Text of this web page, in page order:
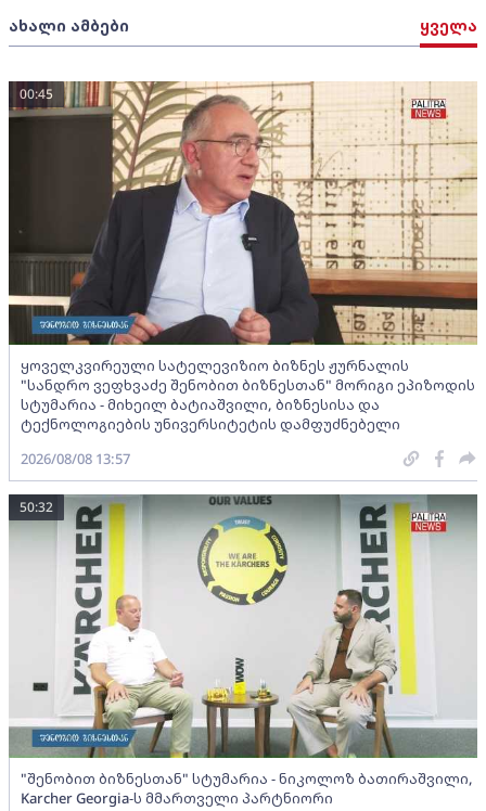
ახალი ამბები ყველა
ყოველკვირეული სატელევიზიო ბიზნეს ჟურნალის
"სანდრო ვეფხვაძე შენობით ბიზნესთან" მორიგი ეპიზოდის
სტუმარია - მიხეილ ბატიაშვილი, ბიზნესისა და
ტექნოლოგიების უნივერსიტეტის დამფუძნებელი
00:45
2026/08/08 13:57
"შენობით ბიზნესთან" სტუმარია - ნიკოლოზ ბათირაშვილი,
Karcher Georgia-ს მმართველი პარტნიორი
50:32